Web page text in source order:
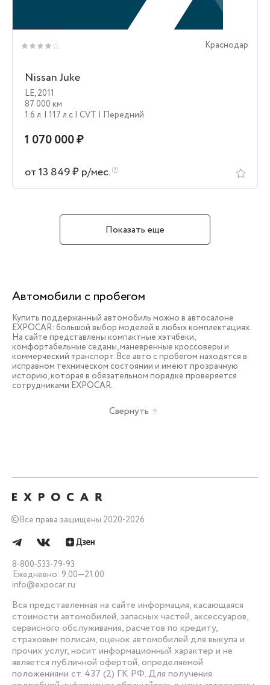
Краснодар
Nissan Juke
LE,2011
87 000 км
1.6 л. | 117 л.c | CVT | Передний
1 070 000 ₽
от 13 849 ₽ р/мес.
Показать еще
Автомобили с пробегом
Купить поддержанный автомобиль можно в автосалоне
EXPOCAR: большой выбор моделей в любых комплектациях.
На сайте представлены компактные хэтчбеки,
комфортабельные седаны, маневренные кроссоверы и
коммерческий транспорт. Все авто с пробегом находятся в
исправном техническом состоянии и имеют прозрачную
историю, которая в обязательном порядке проверяется
сотрудниками EXPOCAR.
Свернуть
©Все права защищены 2020-2026
8-800-533-79-93
Ежедневно: 9.00—21.00
info@expocar.ru
Вся представленная на сайте информация, касающаяся
стоимости автомобилей, запасных частей, аксессуаров,
сервисного обслуживания, расчетов по кредиту,
страховым полисам, оценок автомобилей для выкупа и
прочих услуг, носит информационный характер и не
является публичной офертой, определяемой
положениями ст. 437 (2) ГК РФ. Для получения